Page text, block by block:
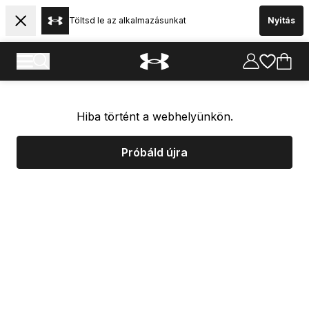
Töltsd le az alkalmazásunkat Nyitás
Hiba történt a webhelyünkön.
Próbáld újra